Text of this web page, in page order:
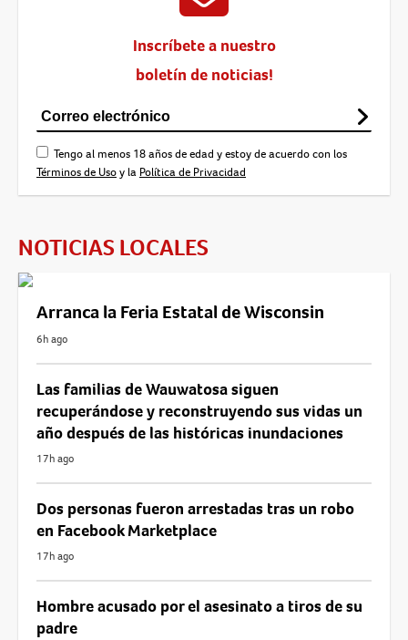
Inscríbete a nuestro
boletín de noticias!
Tengo al menos 18 años de edad y estoy de acuerdo con los
Términos de Usoy la Política de Privacidad
NOTICIAS LOCALES
Arranca la Feria Estatal de Wisconsin
6h ago
Las familias de Wauwatosa siguen
recuperándose y reconstruyendo sus vidas un
año después de las históricas inundaciones
17h ago
Dos personas fueron arrestadas tras un robo
en Facebook Marketplace
17h ago
Hombre acusado por el asesinato a tiros de su
padre